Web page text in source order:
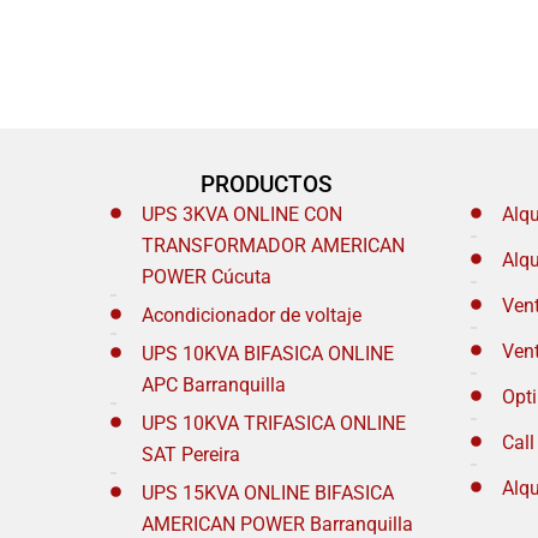
PRODUCTOS
UPS 3KVA ONLINE CON
TRANSFORMADOR AMERICAN
POWER Cúcuta
Acondicionador de voltaje
UPS 10KVA BIFASICA ONLINE
APC Barranquilla
UPS 10KVA TRIFASICA ONLINE
SAT Pereira
UPS 15KVA ONLINE BIFASICA
AMERICAN POWER Barranquilla